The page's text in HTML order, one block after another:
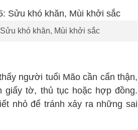
khó khăn, Mùi khởi sắc
người tuổi Mão cần cẩn thận,
giấy tờ, thủ tục hoặc hợp đồng.
nhỏ để tránh xảy ra những sai